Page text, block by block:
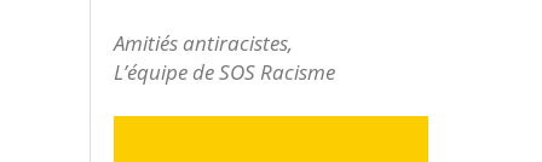
Amitiés antiracistes,
L’équipe de SOS Racisme